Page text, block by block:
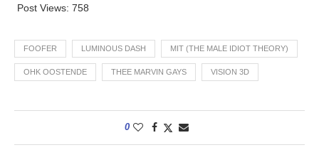
Post Views: 758
FOOFER LUMINOUS DASH MIT (THE MALE IDIOT THEORY)
OHK OOSTENDE THEE MARVIN GAYS VISION 3D
0